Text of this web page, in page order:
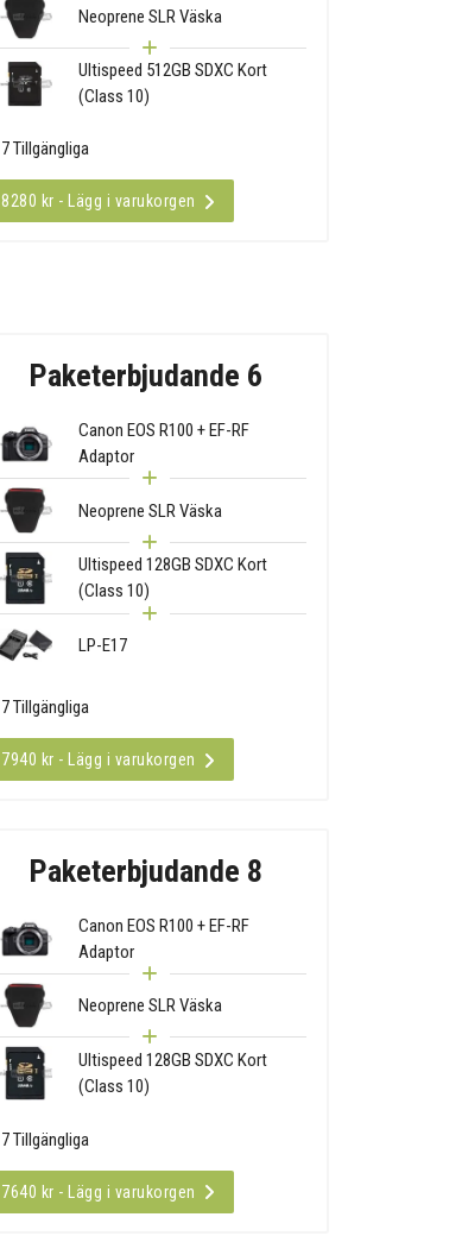
Neoprene SLR Väska
Ultispeed 512GB SDXC Kort
(Class 10)
7 Tillgängliga
8280 kr - Lägg i varukorgen
Paketerbjudande 6
Canon EOS R100 + EF-RF
Adaptor
Neoprene SLR Väska
Ultispeed 128GB SDXC Kort
(Class 10)
LP-E17
7 Tillgängliga
7940 kr - Lägg i varukorgen
Paketerbjudande 8
Canon EOS R100 + EF-RF
Adaptor
Neoprene SLR Väska
Ultispeed 128GB SDXC Kort
(Class 10)
7 Tillgängliga
7640 kr - Lägg i varukorgen